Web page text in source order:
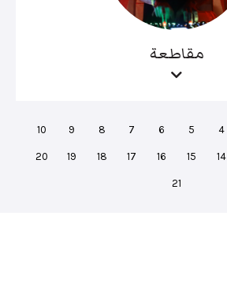
مقاطعة
4
5
6
7
8
9
10
14
15
16
17
18
19
20
21